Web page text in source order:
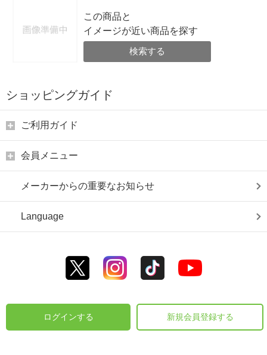
この商品と
イメージが近い商品を探す
検索する
ショッピングガイド
ご利用ガイド
会員メニュー
メーカーからの重要なお知らせ
Language
ログインする 新規会員登録する